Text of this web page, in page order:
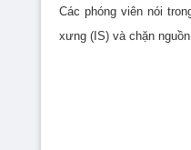
Các phóng viên nói
xưng (IS) và chặn